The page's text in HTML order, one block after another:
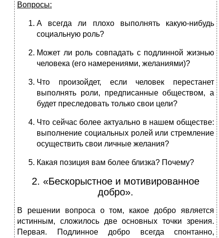
Вопросы:
А всегда ли плохо выполнять какую-нибудь
социальную роль?
Может ли роль совпадать с подлинной жизнью
человека (его намерениями, желаниями)?
Что произойдет, если человек перестанет
выполнять роли, предписанные обществом, а
будет преследовать только свои цели?
Что сейчас более актуально в нашем обществе:
выполнение социальных ролей или стремление
осуществить свои личные желания?
Какая позиция вам более близка? Почему?
2. «Бескорыстное и мотивированное
добро».
В решении вопроса о том, какое добро является
истинным, сложилось две основных точки зрения.
Первая. Подлинное добро всегда спонтанно,